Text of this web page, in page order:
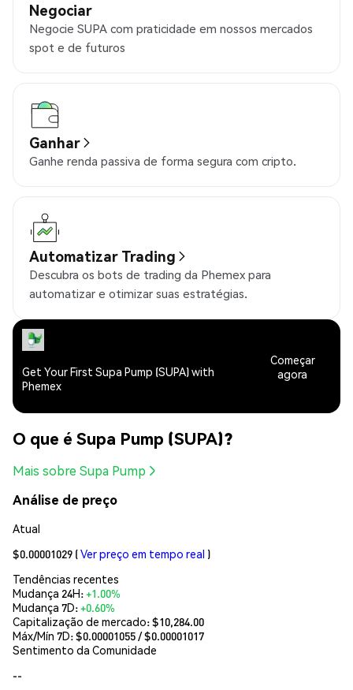
Negociar
Negocie SUPA com praticidade em nossos mercados
spot e de futuros
Ganhar
Ganhe renda passiva de forma segura com cripto.
Automatizar Trading
Descubra os bots de trading da Phemex para
automatizar e otimizar suas estratégias.
Get Your First Supa Pump (SUPA) with
Phemex
Começar
agora
O que é Supa Pump (SUPA)?
Mais sobre Supa Pump
Análise de preço
Atual
$0.00001029 (Ver preço em tempo real )
Tendências recentes
Mudança 24H:+1.00%
Mudança 7D:+0.60%
Capitalização de mercado:$10,284.00
Máx/Mín 7D: $0.00001055/ $0.00001017
Sentimento da Comunidade
--